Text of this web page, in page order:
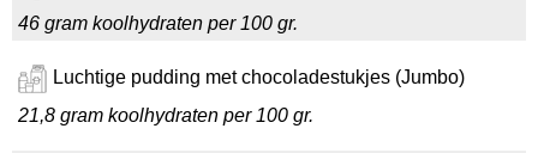
46 gram koolhydraten per 100 gr.
Luchtige pudding met chocoladestukjes (Jumbo)
21,8 gram koolhydraten per 100 gr.